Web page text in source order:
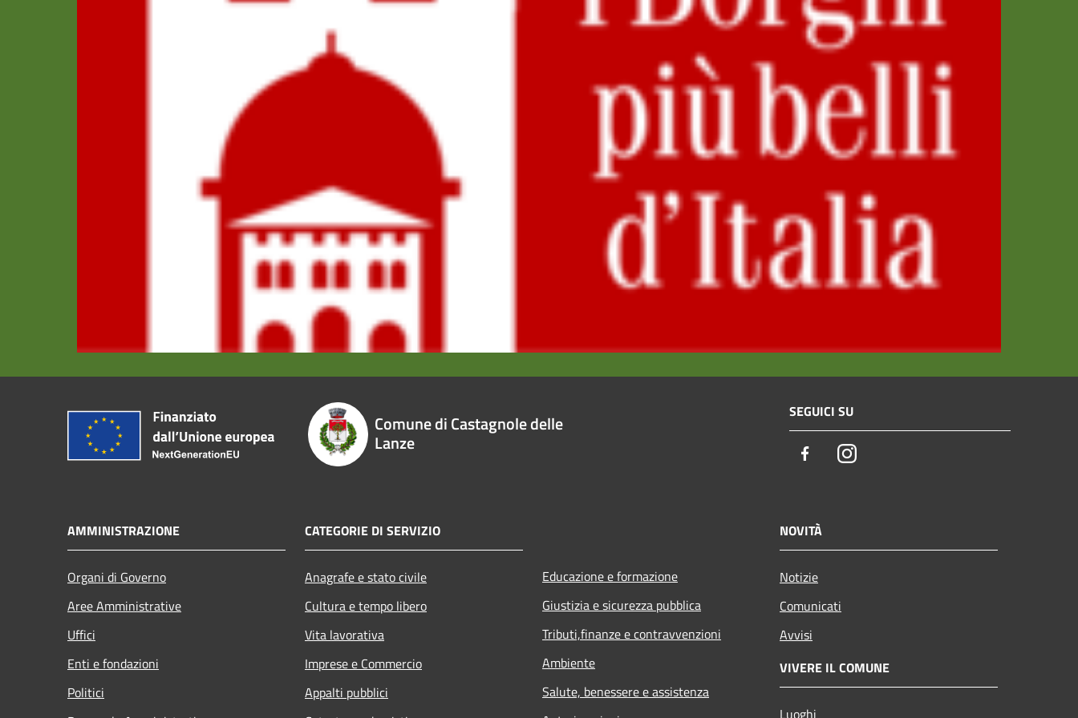
Comune di Castagnole delle
Lanze
SEGUICI SU
FacebookInstagram
AMMINISTRAZIONE
Organi di Governo
Aree Amministrative
Uffici
Enti e fondazioni
Politici
CATEGORIE DI SERVIZIO
Anagrafe e stato civile
Cultura e tempo libero
Vita lavorativa
Imprese e Commercio
Appalti pubblici
Educazione e formazione
Giustizia e sicurezza pubblica
Tributi,finanze e contravvenzioni
Ambiente
Salute, benessere e assistenza
NOVITÀ
Notizie
Comunicati
Avvisi
VIVERE IL COMUNE
Luoghi